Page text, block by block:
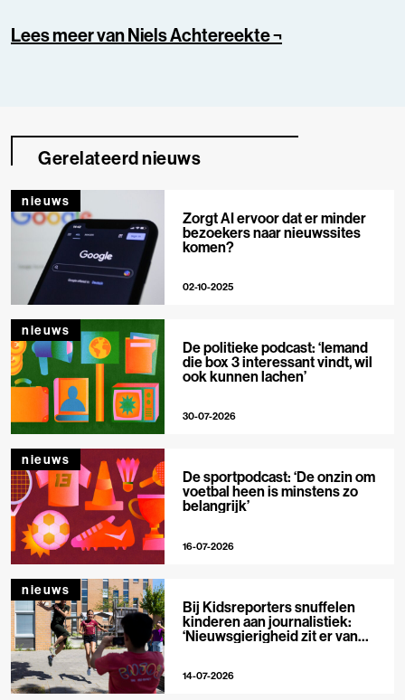
Lees meer van Niels Achtereekte ¬
Gerelateerd nieuws
nieuws
Zorgt AI ervoor dat er minder
bezoekers naar nieuwssites
komen?
02-10-2025
nieuws
De politieke podcast: ‘Iemand
die box 3 interessant vindt, wil
ook kunnen lachen’
30-07-2026
nieuws
De sportpodcast: ‘De onzin om
voetbal heen is minstens zo
belangrijk’
16-07-2026
nieuws
Bij Kidsreporters snuffelen
kinderen aan journalistiek:
‘Nieuwsgierigheid zit er van
14-07-2026